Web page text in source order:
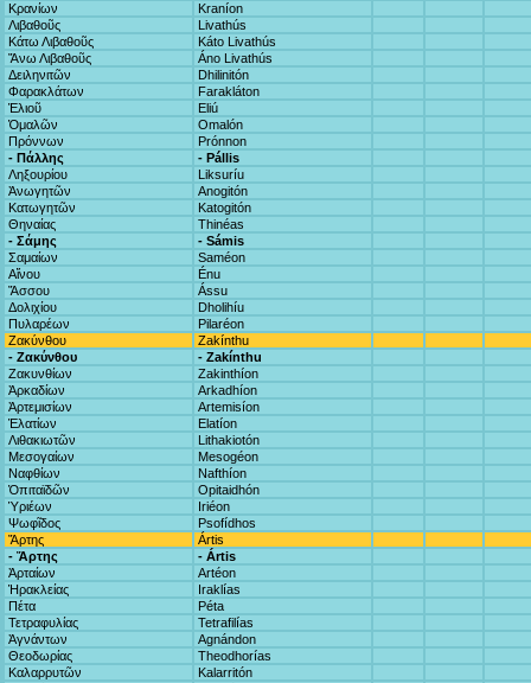
Κρανίων
Kraníon
Λιβαθοῦς
Livathús
Κάτω Λιβαθοῦς
Káto Livathús
Ἄνω Λιβαθοῦς
Áno Livathús
Δειληνιτῶν
Dhilinitón
Φαρακλάτων
Farakláton
Ἐλιοῦ
Eliú
Ὁμαλῶν
Omalón
Πρόννων
Prónnon
- Πάλλης
- Pállis
Ληξουρίου
Liksuríu
Ἀνωγητῶν
Anogitón
Κατωγητῶν
Katogitón
Θηναίας
Thinéas
- Σάμης
- Sámis
Σαμαίων
Saméon
Αἴνου
Énu
Ἄσσου
Ássu
Δολιχίου
Dholihíu
Πυλαρέων
Pilaréon
Ζακύνθου
Zakínthu
- Ζακύνθου
- Zakínthu
Ζακυνθίων
Zakinthíon
Ἀρκαδίων
Arkadhíon
Ἀρτεμισίων
Artemisíon
Ἐλατίων
Elatíon
Λιθακιωτῶν
Lithakiotón
Μεσογαίων
Mesogéon
Ναφθίων
Nafthíon
Ὀπιταϊδῶν
Opitaidhón
Ὑριέων
Iriéon
Ψωφῖδος
Psofídhos
Ἄρτης
Ártis
- Ἄρτης
- Ártis
Ἀρταίων
Artéon
Ἡρακλείας
Iraklías
Πέτα
Péta
Τετραφυλίας
Tetrafilías
Ἀγνάντων
Agnándon
Θεοδωρίας
Theodhorías
Καλαρρυτῶν
Kalarritón